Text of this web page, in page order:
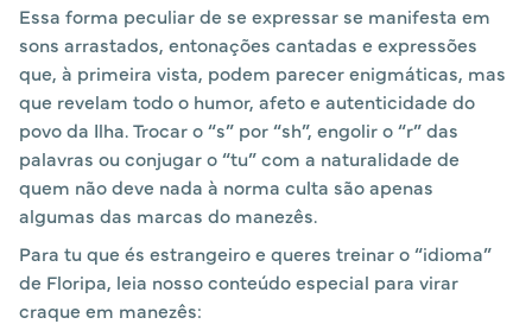
Essa forma peculiar de se expressar se manifesta em
sons arrastados, entonações cantadas e expressões
que, à primeira vista, podem parecer enigmáticas, mas
que revelam todo o humor, afeto e autenticidade do
povo da Ilha. Trocar o “s” por “sh”, engolir o “r” das
palavras ou conjugar o “tu” com a naturalidade de
quem não deve nada à norma culta são apenas
algumas das marcas do manezês.
Para tu que és estrangeiro e queres treinar o “idioma”
de Floripa, leia nosso conteúdo especial para virar
craque em manezês: